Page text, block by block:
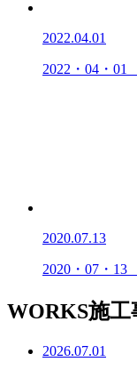
2022.04.01
2022・04・
2020.07.13
2020・07・
WORKS施工
2026.07.01